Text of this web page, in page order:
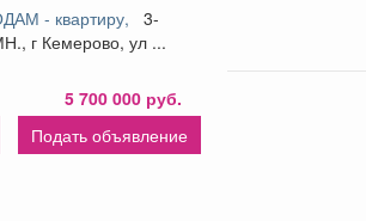
- квартиру,
3-
КОМН., г Кемерово, ул ...
5 700 000 руб.
Подать объявление